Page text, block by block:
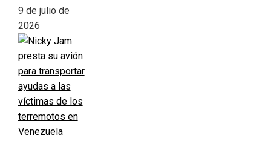
9 de julio de
2026